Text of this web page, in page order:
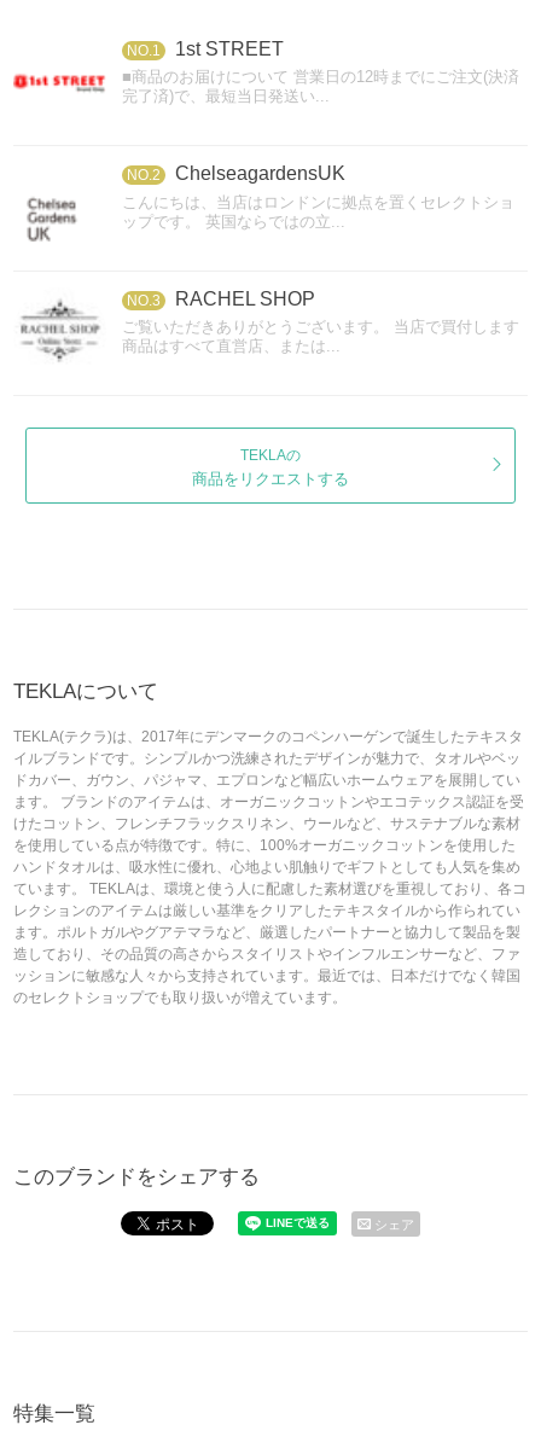
NO.1 1st STREET
■商品のお届けについて 営業日の12時までにご注文(決済
完了済)で、最短当日発送い...
NO.2 ChelseagardensUK
こんにちは、当店はロンドンに拠点を置くセレクトショ
ップです。 英国ならではの立...
NO.3 RACHEL SHOP
ご覧いただきありがとうございます。 当店で買付します
商品はすべて直営店、または...
TEKLAの
商品をリクエストする
TEKLAについて
TEKLA(テクラ)は、2017年にデンマークのコペンハーゲンで誕生したテキスタ
イルブランドです。シンプルかつ洗練されたデザインが魅力で、タオルやベッ
ドカバー、ガウン、パジャマ、エプロンなど幅広いホームウェアを展開してい
ます。 ブランドのアイテムは、オーガニックコットンやエコテックス認証を受
けたコットン、フレンチフラックスリネン、ウールなど、サステナブルな素材
を使用している点が特徴です。特に、100%オーガニックコットンを使用した
ハンドタオルは、吸水性に優れ、心地よい肌触りでギフトとしても人気を集め
ています。 TEKLAは、環境と使う人に配慮した素材選びを重視しており、各コ
レクションのアイテムは厳しい基準をクリアしたテキスタイルから作られてい
ます。ポルトガルやグアテマラなど、厳選したパートナーと協力して製品を製
造しており、その品質の高さからスタイリストやインフルエンサーなど、ファ
ッションに敏感な人々から支持されています。最近では、日本だけでなく韓国
のセレクトショップでも取り扱いが増えています。
このブランドをシェアする
シェア
特集一覧